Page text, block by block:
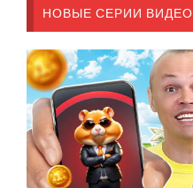
НОВЫЕ СЕРИИ ВИДЕО